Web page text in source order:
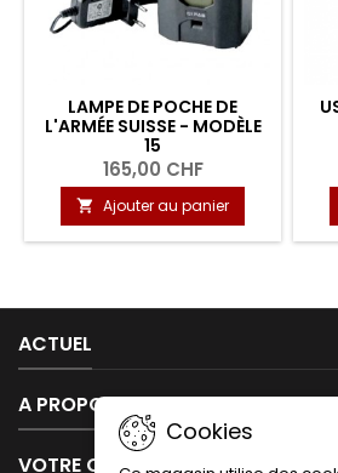
LAMPE DE POCHE DE
L'ARMÉE SUISSE - MODÈLE
15
165,00 CHF
 Ajouter au panier
ACTUEL
A PROPOS DE NOUS
VOTRE COMPTE
Cookies